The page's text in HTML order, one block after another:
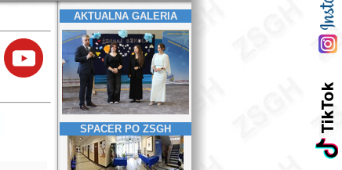
AKTUALNA GALERIA
SPACER PO ZSGH